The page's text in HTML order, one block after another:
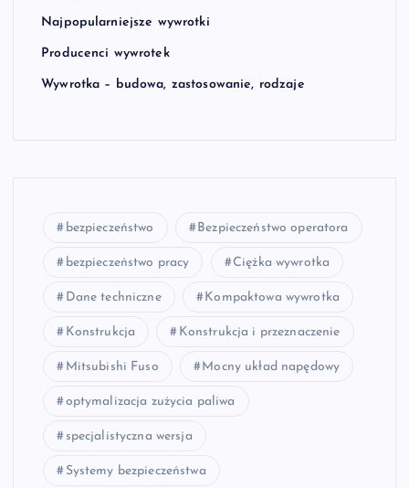
Najpopularniejsze wywrotki
Producenci wywrotek
Wywrotka – budowa, zastosowanie, rodzaje
bezpieczeństwo Bezpieczeństwo operatora
bezpieczeństwo pracy Ciężka wywrotka
Dane techniczne Kompaktowa wywrotka
Konstrukcja Konstrukcja i przeznaczenie
Mitsubishi Fuso Mocny układ napędowy
optymalizacja zużycia paliwa
specjalistyczna wersja
Systemy bezpieczeństwa